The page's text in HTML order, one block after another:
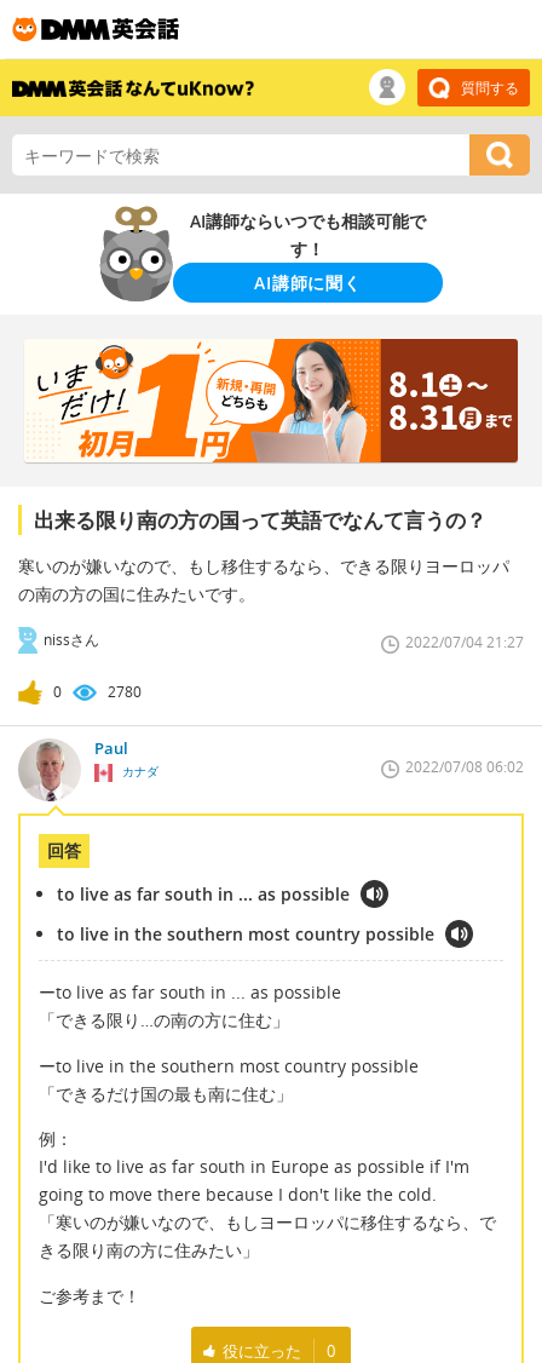
質問する
AI講師ならいつでも相談可能で
す！
AI講師に聞く
出来る限り南の方の国って英語でなんて言うの？
寒いのが嫌いなので、もし移住するなら、できる限りヨーロッパ
の南の方の国に住みたいです。
nissさん 2022/07/04 21:27
0 2780
Paul
カナダ 2022/07/08 06:02
回答
to live as far south in ... as possible
to live in the southern most country possible
ーto live as far south in ... as possible
「できる限り…の南の方に住む」
ーto live in the southern most country possible
「できるだけ国の最も南に住む」
例：
I'd like to live as far south in Europe as possible if I'm
going to move there because I don't like the cold.
「寒いのが嫌いなので、もしヨーロッパに移住するなら、で
きる限り南の方に住みたい」
ご参考まで！
役に立った 0